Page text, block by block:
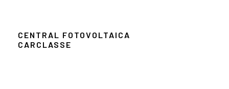
CENTRAL FOTOVOLTAICA
CARCLASSE